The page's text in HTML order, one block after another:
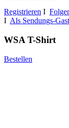
Registrieren I
I Als Sendungs-
WSA T-Shirt
Bestellen